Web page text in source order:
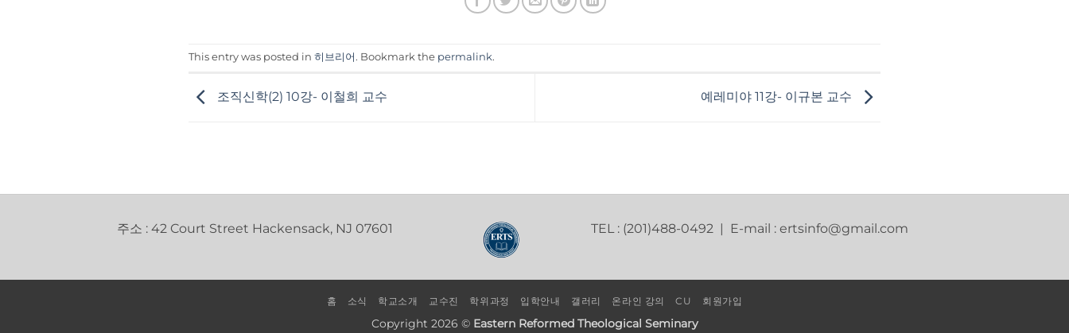
This entry was posted in 히브리어 . Bookmark the permalink.
조직신학(2) 10강- 이철희 교수 예레미야 11강- 이규본 교수
주소 : 42 Court Street Hackensack, NJ 07601 TEL : (201)488-0492 | E-mail : ertsinfo@gmail.com
홈 소식 학교소개 교수진 학위과정 입학안내 갤러리 온라인 강의 CU 회원가입
Copyright 2026 © Eastern Reformed Theological Seminary